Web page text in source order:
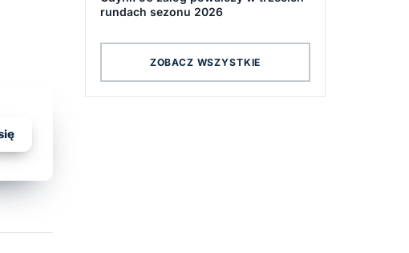
rundach sezonu 2026
ZOBACZ WSZYSTKIE